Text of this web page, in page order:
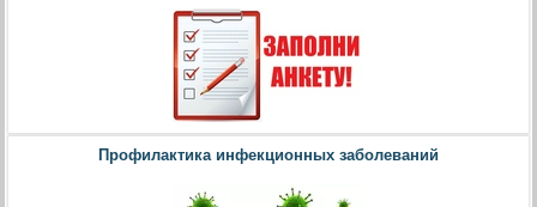
Профилактика инфекционных заболеваний